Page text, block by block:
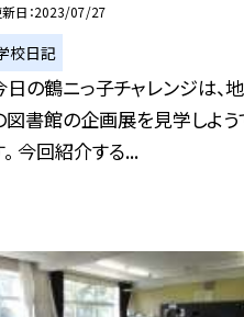
日 2023/07/27
校日記
日の鶴ニっ子チャレンジは、
図書館の企画展を見学しよう
。 今回紹介する...